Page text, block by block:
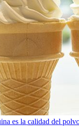
es la calidad del